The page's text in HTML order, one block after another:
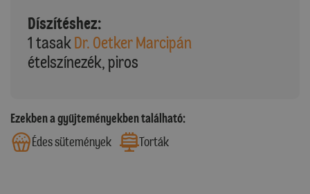
Díszítéshez:
1 tasak Dr. Oetker Marcipán
ételszínezék, piros
Ezekben a gyűjteményekben található:
Édes sütemények
Torták